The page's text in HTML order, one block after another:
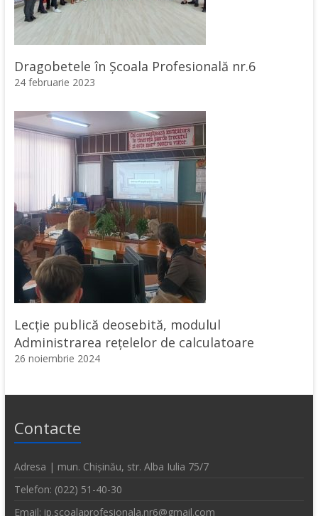
Dragobetele în Școala Profesională nr.6
24 februarie 2023
Lecție publică deosebită, modulul
Administrarea rețelelor de calculatoare
26 noiembrie 2024
Contacte
Adresa | mun. Chișinău, str. Alba Iulia 75/7
Telefon: (022) 51-40-30
Email: ip.scoalaprofesionala.nr6@gmail.com